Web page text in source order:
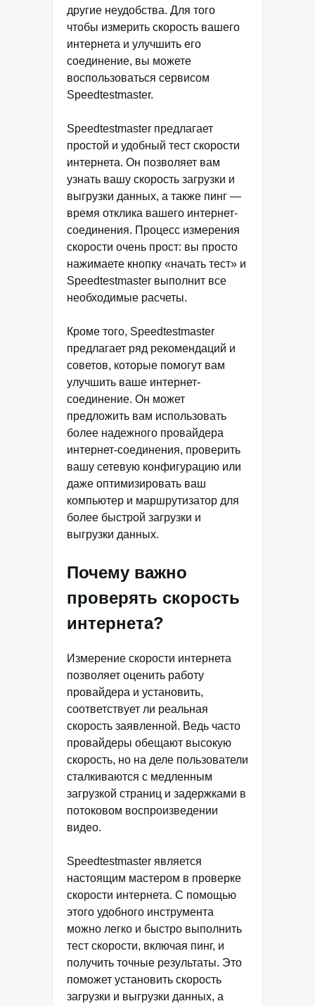
другие неудобства. Для того
чтобы измерить скорость вашего
интернета и улучшить его
соединение, вы можете
воспользоваться сервисом
Speedtestmaster.
Speedtestmaster предлагает
простой и удобный тест скорости
интернета. Он позволяет вам
узнать вашу скорость загрузки и
выгрузки данных, а также пинг —
время отклика вашего интернет-
соединения. Процесс измерения
скорости очень прост: вы просто
нажимаете кнопку «начать тест» и
Speedtestmaster выполнит все
необходимые расчеты.
Кроме того, Speedtestmaster
предлагает ряд рекомендаций и
советов, которые помогут вам
улучшить ваше интернет-
соединение. Он может
предложить вам использовать
более надежного провайдера
интернет-соединения, проверить
вашу сетевую конфигурацию или
даже оптимизировать ваш
компьютер и маршрутизатор для
более быстрой загрузки и
выгрузки данных.
Почему важно
проверять скорость
интернета?
Измерение скорости интернета
позволяет оценить работу
провайдера и установить,
соответствует ли реальная
скорость заявленной. Ведь часто
провайдеры обещают высокую
скорость, но на деле пользователи
сталкиваются с медленным
загрузкой страниц и задержками в
потоковом воспроизведении
видео.
Speedtestmaster является
настоящим мастером в проверке
скорости интернета. С помощью
этого удобного инструмента
можно легко и быстро выполнить
тест скорости, включая пинг, и
получить точные результаты. Это
поможет установить скорость
загрузки и выгрузки данных, а